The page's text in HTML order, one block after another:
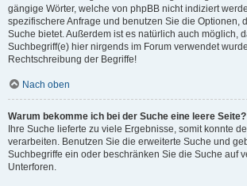
gängige Wörter, welche von phpBB nicht indiziert
spezifischere Anfrage und benutzen Sie die Optionen,
Suche bietet. Außerdem ist es natürlich auch möglich,
Suchbegriff(e) hier nirgends im Forum verwendet
Rechtschreibung der Begriffe!
Nach oben
Warum bekomme ich bei der Suche eine leere Seite?
Ihre Suche lieferte zu viele Ergebnisse, somit konnte
verarbeiten. Benutzen Sie die erweiterte Suche und
Suchbegriffe ein oder beschränken Sie die Suche auf
Unterforen.